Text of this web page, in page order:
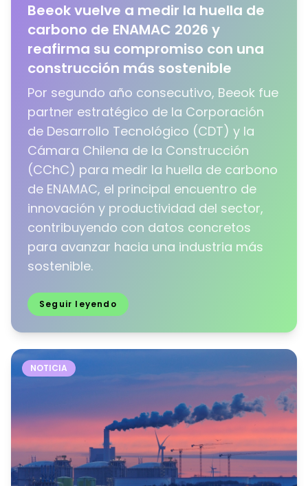
Beeok vuelve a medir la huella de
carbono de ENAMAC 2026 y
reafirma su compromiso con una
construcción más sostenible
Por segundo año consecutivo, Beeok fue
partner estratégico de la Corporación
de Desarrollo Tecnológico (CDT) y la
Cámara Chilena de la Construcción
(CChC) para medir la huella de carbono
de ENAMAC, el principal encuentro de
innovación y productividad del sector,
contribuyendo con datos concretos
para avanzar hacia una industria más
sostenible.
Seguir leyendo
NOTICIA